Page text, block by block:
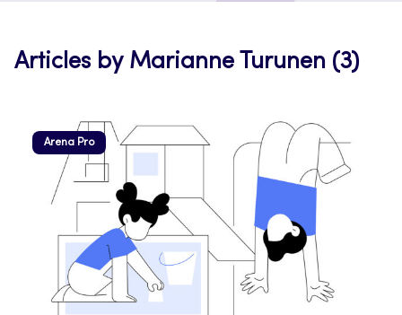
Articles by Marianne Turunen (3)
Arena Pro